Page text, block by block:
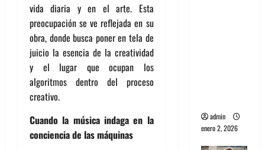
vida diaria y en el arte. Esta
preocupación se ve reflejada en su
obra, donde busca poner en tela de
juicio la esencia de la creatividad
y el lugar que ocupan los
algoritmos dentro del proceso
creativo.
Cuando la música indaga en la
conciencia de las máquinas
admin
enero 2, 2026